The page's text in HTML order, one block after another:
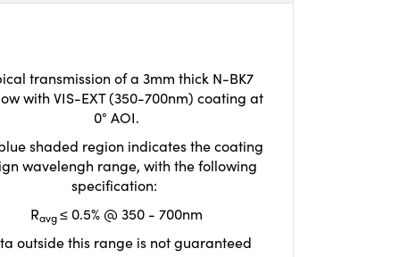
transmission of a 3mm thick N-BK7
with VIS-EXT (350-700nm) coating at
0° AOI.
shaded region indicates the coating
wavelengh range, with the following
specification:
Ravg≤ 0.5% @ 350 - 700nm
outside this range is not guaranteed